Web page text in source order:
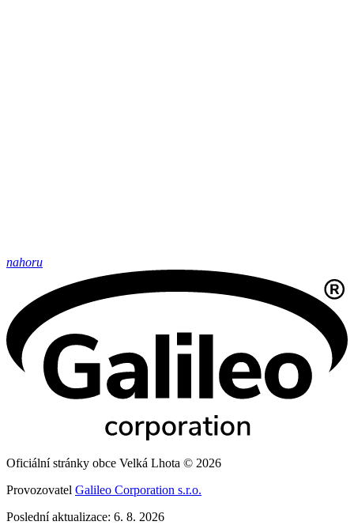
nahoru
Oficiální stránky obce Velká Lhota © 2026
Provozovatel Galileo Corporation s.r.o.
Poslední aktualizace: 6. 8. 2026